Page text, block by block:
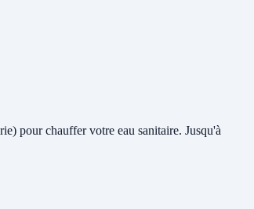
pour chauffer votre eau sanitaire. Jusqu'à